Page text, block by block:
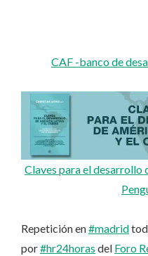
CAF -banco de
Claves para el desarrollo
Repetición en#madrid
por#hr24horas del Foro